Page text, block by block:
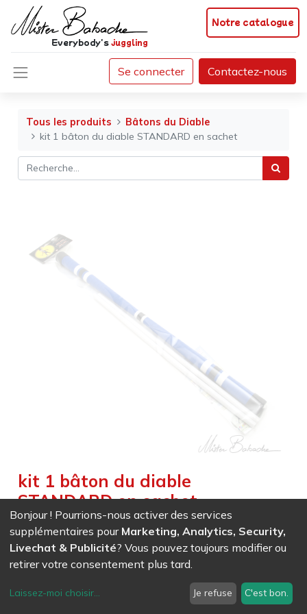
Notre catalogue
Everybody'sjuggling
Se connecter Contactez-nous
Tous les produits
Bâtons du Diable
kit 1 bâton du diable STANDARD en sachet
kit 1 bâton du diable
STANDARD en sachet
Weight : 0,360kg| Weight Net :0,360kg
EAN7611847017293-Ref (1729)- Rouge
30,34CHF
Ref (1730)- Bleu
Bonjour ! Pourrions-nous activer des services
supplémentaires pour Marketing, Analytics, Security,
Livechat & Publicité? Vous pouvez toujours modifier ou
retirer votre consentement plus tard.
Laissez-moi choisir... Je refuse C'est bon.